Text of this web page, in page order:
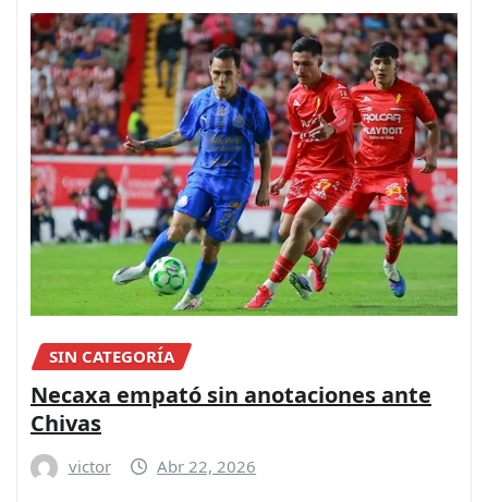
SIN CATEGORÍA
Necaxa empató sin anotaciones ante
Chivas
victor Abr 22, 2026